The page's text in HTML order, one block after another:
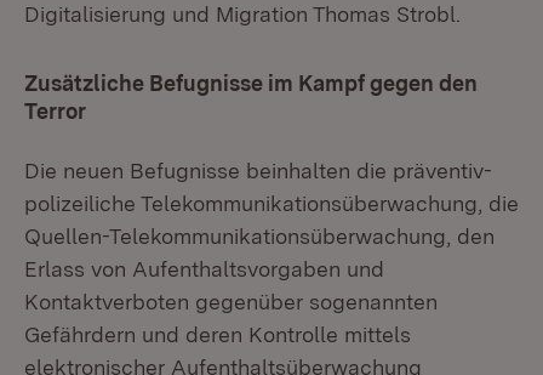
Digitalisierung und Migration Thomas Strobl.
Zusätzliche Befugnisse im Kampf gegen den
Terror
Die neuen Befugnisse beinhalten die präventiv-
polizeiliche Telekommunikationsüberwachung, die
Quellen-Telekommunikationsüberwachung, den
Erlass von Aufenthaltsvorgaben und
Kontaktverboten gegenüber sogenannten
Gefährdern und deren Kontrolle mittels
elektronischer Aufenthaltsüberwachung